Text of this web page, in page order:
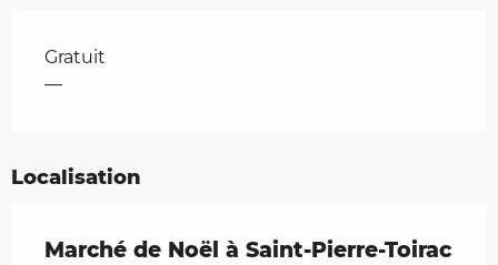
Tarifs 2026
Gratuit
—
Localisation
Marché de Noël à Saint-Pierre-Toirac